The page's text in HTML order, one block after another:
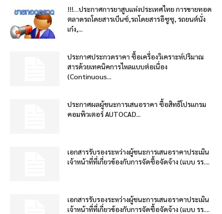
!!!…ประกาศการยาสูบแห่งประเทศไทย การขายทอด
ตลาดรถโดยสารเบ็นซ์,รถโดยสารอีซูซุ, รถยนต์นั่ง
เก๋ง,...
ประกาศประกวดราคา ซื้อเครื่องวิเคราะห์ปริมาณ
สารด้วยเทคนิคการไหลแบบต่อเนื่อง
(Continuous...
ประกาศผลผู้ชนะการเสนอราคา ซื้อสิทธิโปรแกรม
คอมพิวเตอร์ AUTOCAD...
เอกสารรับรองระหว่างผู้ชนะการเสนอราคาประเมิน
เจ้าหน้าที่ที่เกี่ยวข้องกับการจัดซื้อจัดจ้าง (แบบ รร....
เอกสารรับรองระหว่างผู้ชนะการเสนอราคาประเมิน
เจ้าหน้าที่ที่เกี่ยวข้องกับการจัดซื้อจัดจ้าง (แบบ รร....